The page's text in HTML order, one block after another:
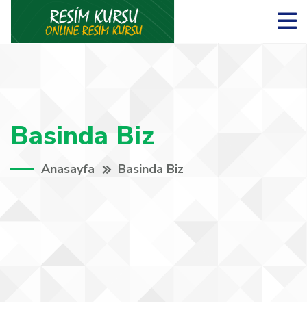
Basinda Biz
Anasayfa Basinda Biz